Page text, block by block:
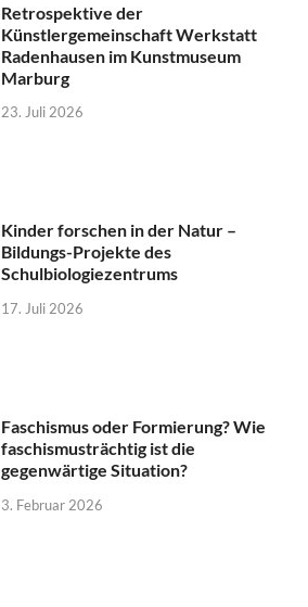
Retrospektive der
Künstlergemeinschaft Werkstatt
Radenhausen im Kunstmuseum
Marburg
23. Juli 2026
Kinder forschen in der Natur –
Bildungs-Projekte des
Schulbiologiezentrums
17. Juli 2026
Faschismus oder Formierung? Wie
faschismusträchtig ist die
gegenwärtige Situation?
3. Februar 2026